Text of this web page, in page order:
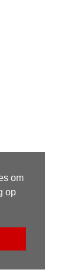
om
op